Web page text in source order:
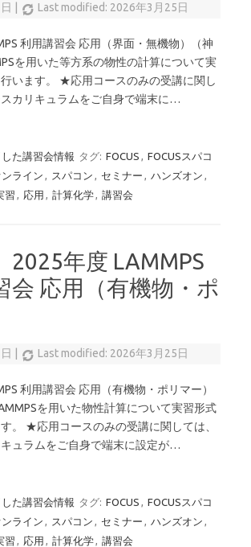
Last modified: 2026年3月25日
利用講習会 応用（界面・無機物）（神
を用いた等方系の物性の計算について実
います。 ★応用コースのみの受講に関し
カリキュラムをご自身で端末に…
た講習会情報 タグ: FOCUS , FOCUSスパコ
ンライン , スパコン , セミナー , ハンズオン ,
習 , 応用 , 計算化学, 講習会
2025年度 LAMMPS
会 応用（有機物・ポ
Last modified: 2026年3月25日
利用講習会 応用（有機物・ポリマー）
を用いた物性計算について実習形式
。 ★応用コースのみの受講に関しては、
ュラムをご自身で端末に設定が…
た講習会情報 タグ: FOCUS , FOCUSスパコ
ンライン , スパコン , セミナー , ハンズオン ,
習 , 応用 , 計算化学, 講習会